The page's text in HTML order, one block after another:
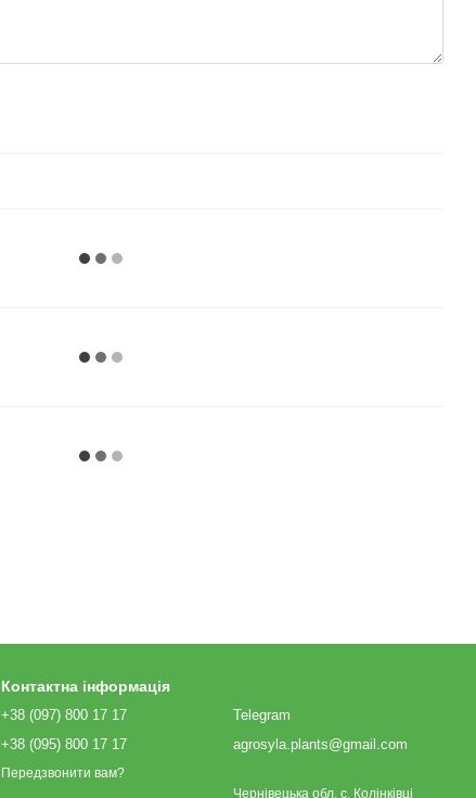
Контактна інформація
+38 (097) 800 17 17
+38 (095) 800 17 17
Передзвонити вам?
Telegram
agrosyla.plants@gmail.com
Чернівецька обл. с. Колінківці